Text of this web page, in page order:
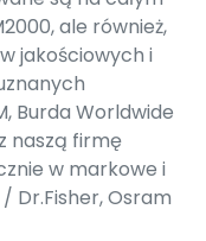
ale również,
jakościowych i
Burda Worldwide
naszą firmę
w markowe i
Dr.Fisher, Osram